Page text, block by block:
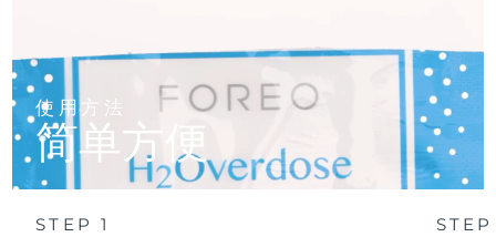
使用方法
简单方便
STEP 1